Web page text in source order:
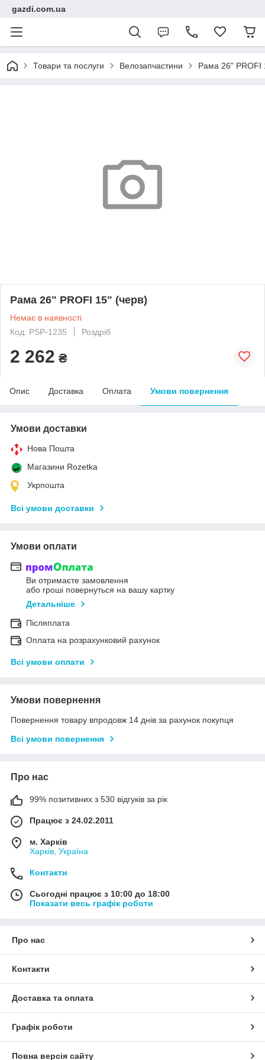
gazdi.com.ua
Товари та послуги Велозапчастини Рама 26" PROFI
Рама 26" PROFI 15" (черв)
Немає в наявності
Код: PSP-1235
Роздріб
2 262 ₴
Опис Доставка Оплата Умови повернення
Умови доставки
Нова Пошта
Магазини Rozetka
Укрпошта
Всі умови доставки
Умови оплати
Ви отримаєте замовлення
або гроші повернуться на вашу картку
Детальніше
Післяплата
Оплата на розрахунковий рахунок
Всі умови оплати
Умови повернення
Повернення товару впродовж 14 днів за рахунок покупця
Всі умови повернення
Про нас
99% позитивних з 530 відгуків за рік
Працює з 24.02.2011
м. Харків
Харків, Україна
Контакти
Сьогодні працює з 10:00 до 18:00
Показати весь графік роботи
Про нас
Контакти
Доставка та оплата
Графік роботи
Повна версія сайту